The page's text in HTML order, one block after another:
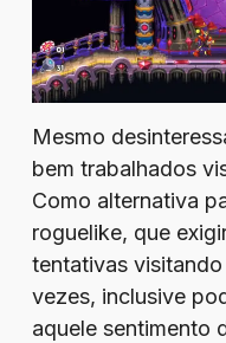
Mesmo
bem trabalhados
Como alternativa
roguelike, que
tentativas
vezes, inclusive
aquele sentimento